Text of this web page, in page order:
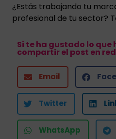
¿Estás trabajando tu
profesional de tu sector?
Si te ha gustado lo que
compartir el post en
Email
Twitter
WhatsApp